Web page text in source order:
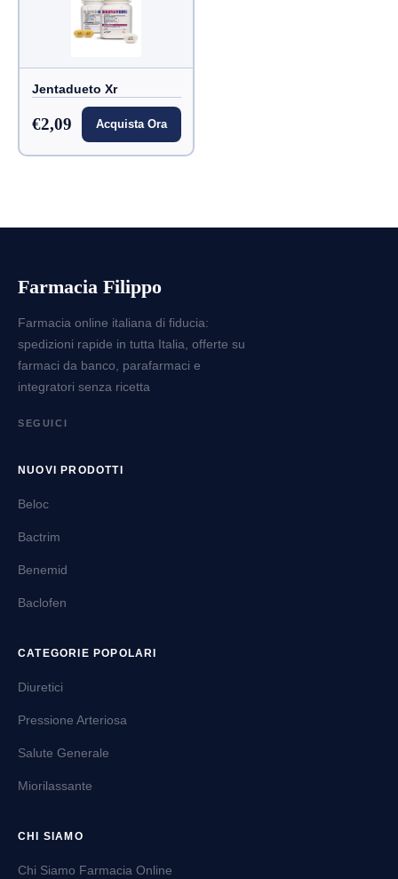
Jentadueto Xr
€2,09 Acquista Ora
Farmacia Filippo
Farmacia online italiana di fiducia:
spedizioni rapide in tutta Italia, offerte su
farmaci da banco, parafarmaci e
integratori senza ricetta
SEGUICI
NUOVI PRODOTTI
Beloc
Bactrim
Benemid
Baclofen
CATEGORIE POPOLARI
Diuretici
Pressione Arteriosa
Salute Generale
Miorilassante
CHI SIAMO
Chi Siamo Farmacia Online